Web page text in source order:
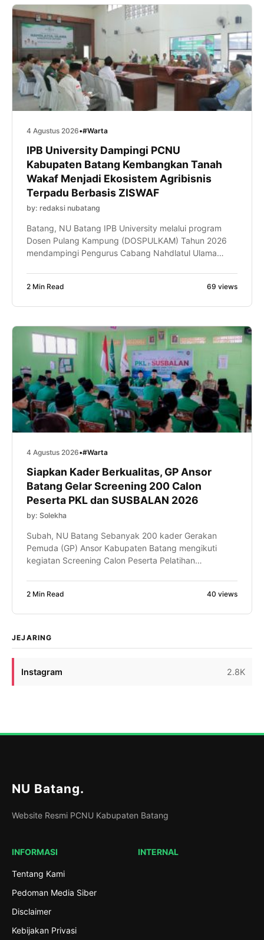
Wahid Pekalongan Tahun 2026. Keberhasilan […]
4 Agustus 2026•#Warta
IPB University Dampingi PCNU
Kabupaten Batang Kembangkan Tanah
Wakaf Menjadi Ekosistem Agribisnis
Terpadu Berbasis ZISWAF
by: redaksi nubatang
Batang, NU Batang IPB University melalui program
Dosen Pulang Kampung (DOSPULKAM) Tahun 2026
mendampingi Pengurus Cabang Nahdlatul Ulama
terpadu berbasis Zakat, Infak, Sedekah, dan Wakaf
Kecamatan Blado, Kabupaten Batang. […]
2 Min Read 69 views
4 Agustus 2026•#Warta
Siapkan Kader Berkualitas, GP Ansor
Batang Gelar Screening 200 Calon
Peserta PKL dan SUSBALAN 2026
by: Solekha
Subah, NU Batang Sebanyak 200 kader Gerakan
Pemuda (GP) Ansor Kabupaten Batang mengikuti
kegiatan Screening Calon Peserta Pelatihan
diselenggarakan di Pondok Pesantren Subhanah,
proses kaderisasi lanjutan guna menjaring kader-
kader terbaik yang […]
2 Min Read 40 views
JEJARING
Instagram 2.8K
NU Batang.
Website Resmi PCNU Kabupaten Batang
INFORMASI
Tentang Kami
Pedoman Media Siber
Disclaimer
Kebijakan Privasi
INTERNAL